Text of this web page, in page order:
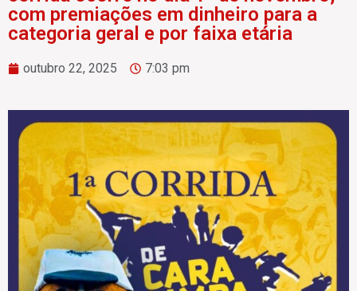
com premiações em dinheiro para a
categoria geral e por faixa etária
outubro 22, 2025 7:03 pm